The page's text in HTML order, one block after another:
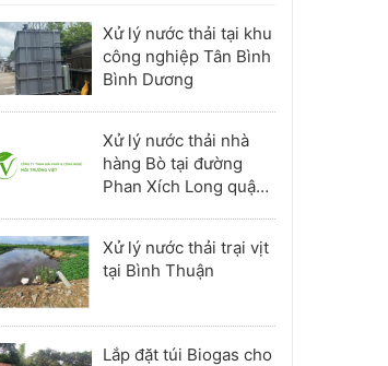
Xử lý nước thải tại khu
công nghiệp Tân Bình
Bình Dương
Xử lý nước thải nhà
hàng Bò tại đường
Phan Xích Long quận
Xử lý nước thải trại vịt
tại Bình Thuận
Lắp đặt túi Biogas cho